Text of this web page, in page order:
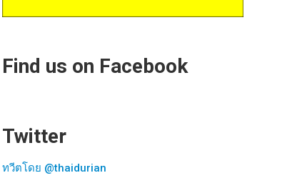
Find us on Facebook
Twitter
ทวีตโดย @thaidurian